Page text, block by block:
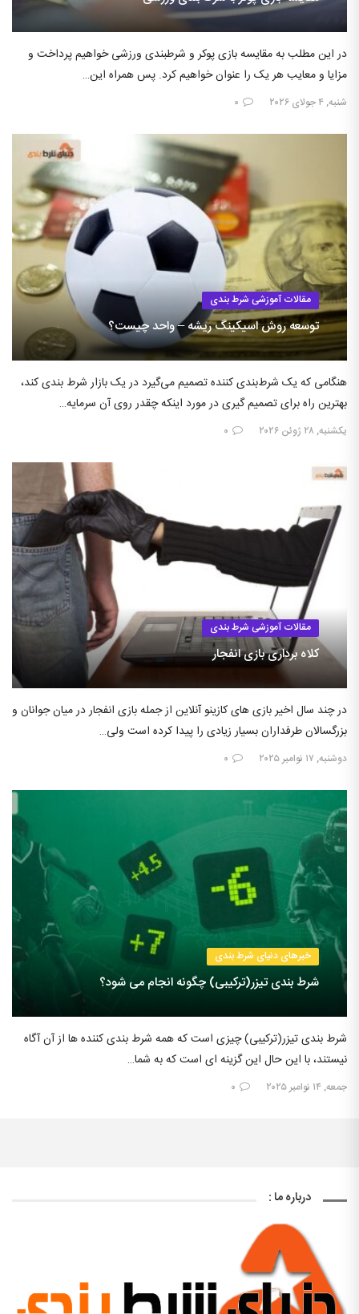
در این مطلب به مقایسه بازی پوکر و شرطبندی ورزشی خواهیم پرداخت و
مزایا و معایب هر یک را عنوان خواهیم کرد. پس همراه این…
شنبه, ۴ جولای ۲۰۲۶ ۰
مقالات آموزشی شرط بندی
توسعه روش اسیکینگ ریشه – واحد چیست؟
هنگامی که یک شرط‌بندی کننده تصمیم می‌گیرد در یک بازار شرط بندی کند،
بهترین راه برای تصمیم گیری در مورد اینکه چقدر روی آن سرمایه…
یکشنبه, ۲۸ ژوئن ۲۰۲۶ ۰
مقالات آموزشی شرط بندی
کلاه برداری بازی انفجار
در چند سال اخیر بازی های کازینو آنلاین از جمله بازی انفجار در میان جوانان و
بزرگسالان طرفداران بسیار زیادی را پیدا کرده است ولی…
دوشنبه, ۱۷ نوامبر ۲۰۲۵ ۰
خبرهای دنیای شرط بندی
شرط بندی تیزر(ترکیبی) چگونه انجام می شود؟
شرط بندی تیزر(ترکیبی) چیزی است که همه شرط بندی کننده ها از آن آگاه
نیستند، با این حال این گزینه ای است که به شما…
جمعه, ۱۴ نوامبر ۲۰۲۵ ۰
درباره ما :